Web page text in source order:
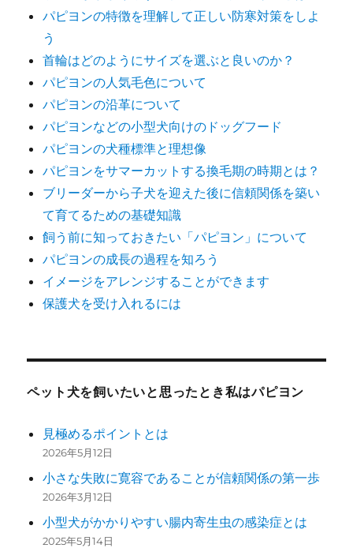
パピヨンの特徴を理解して正しい防寒対策をしよ
う
首輪はどのようにサイズを選ぶと良いのか？
パピヨンの人気毛色について
パピヨンの沿革について
パピヨンなどの小型犬向けのドッグフード
パピヨンの犬種標準と理想像
パピヨンをサマーカットする換毛期の時期とは？
ブリーダーから子犬を迎えた後に信頼関係を築い
て育てるための基礎知識
飼う前に知っておきたい「パピヨン」について
パピヨンの成長の過程を知ろう
イメージをアレンジすることができます
保護犬を受け入れるには
ペット犬を飼いたいと思ったとき私はパピヨン
見極めるポイントとは
2026年5月12日
小さな失敗に寛容であることが信頼関係の第一歩
2026年3月12日
小型犬がかかりやすい腸内寄生虫の感染症とは
2025年5月14日